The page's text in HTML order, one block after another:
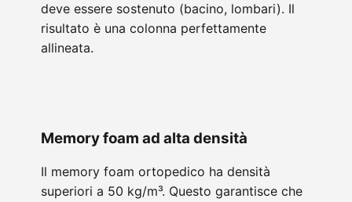
deve essere sostenuto (bacino, lombari). Il
risultato è una colonna perfettamente
allineata.
Memory foam ad alta densità
Il memory foam ortopedico ha densità
superiori a 50 kg/m³. Questo garantisce che